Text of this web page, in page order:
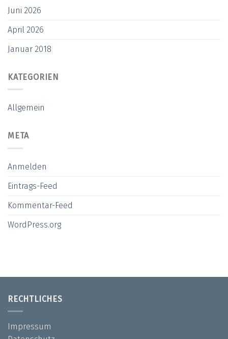
Juni 2026
April 2026
Januar 2018
KATEGORIEN
Allgemein
META
Anmelden
Eintrags-Feed
Kommentar-Feed
WordPress.org
RECHTLICHES
Impressum